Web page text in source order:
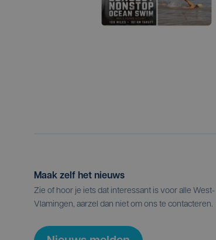
Maak zelf het nieuws
Zie of hoor je iets dat interessant is voor alle West-
Vlamingen, aarzel dan niet om ons te contacteren.